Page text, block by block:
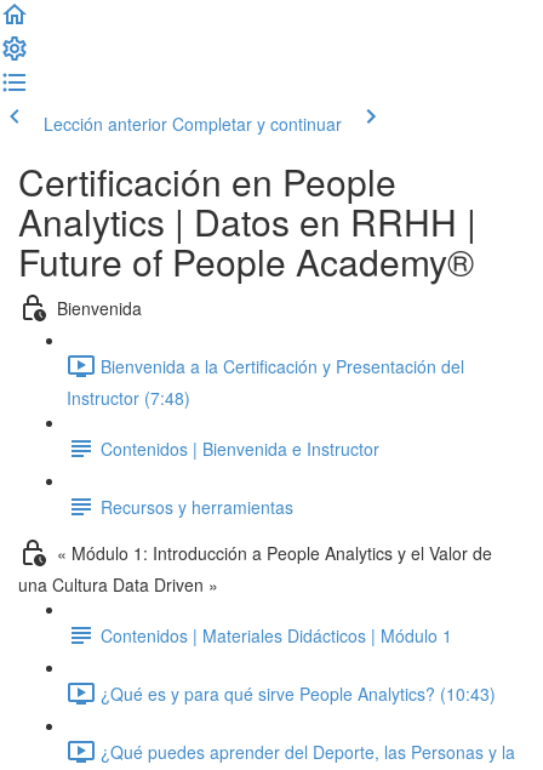
Lección anterior Completar y continuar
Certificación en People
Analytics | Datos en RRHH |
Future of People Academy®
Bienvenida
Bienvenida a la Certificación y Presentación del
Instructor (7:48)
Contenidos | Bienvenida e Instructor
Recursos y herramientas
« Módulo 1: Introducción a People Analytics y el Valor de
una Cultura Data Driven »
Contenidos | Materiales Didácticos | Módulo 1
¿Qué es y para qué sirve People Analytics? (10:43)
¿Qué puedes aprender del Deporte, las Personas y la